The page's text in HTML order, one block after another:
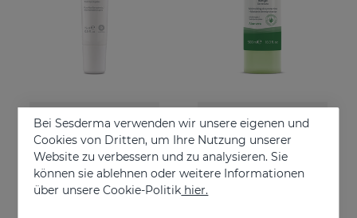
In den Warenkorb
HIDRALOE Augenkonturencreme
Moisturizes, decongests, soothes and regenerates
€ 21,95
In den Warenkorb
HIDRALOE Duschgel
Bei Sesderma verwenden wir unsere eigenen und
Cookies von Dritten, um Ihre Nutzung unserer
Website zu verbessern und zu analysieren. Sie
können sie ablehnen oder weitere Informationen
über unsere Cookie-Politik hier.